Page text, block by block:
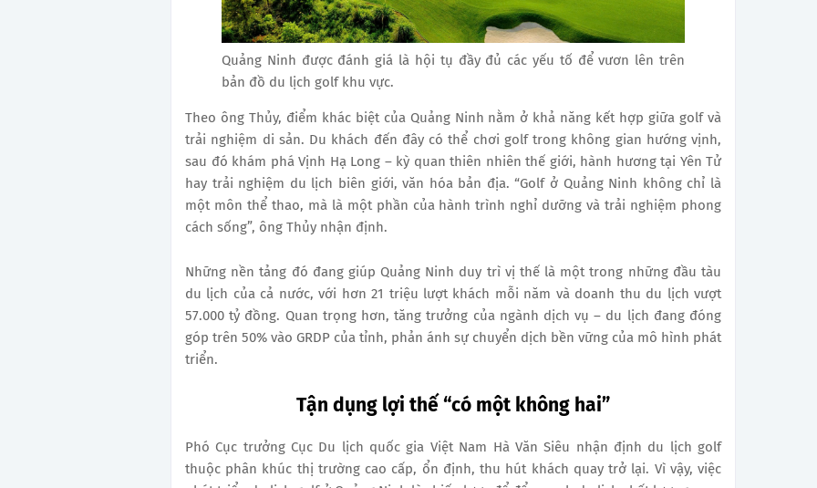
Quảng Ninh được đánh giá là hội tụ đầy đủ các yếu tố để vươn lên trên
bản đồ du lịch golf khu vực.
Theo ông Thủy, điểm khác biệt của Quảng Ninh nằm ở khả năng kết hợp giữa golf và
trải nghiệm di sản. Du khách đến đây có thể chơi golf trong không gian hướng vịnh,
sau đó khám phá Vịnh Hạ Long – kỳ quan thiên nhiên thế giới, hành hương tại Yên Tử
hay trải nghiệm du lịch biên giới, văn hóa bản địa. “Golf ở Quảng Ninh không chỉ là
một môn thể thao, mà là một phần của hành trình nghỉ dưỡng và trải nghiệm phong
cách sống”, ông Thủy nhận định.
Những nền tảng đó đang giúp Quảng Ninh duy trì vị thế là một trong những đầu tàu
du lịch của cả nước, với hơn 21 triệu lượt khách mỗi năm và doanh thu du lịch vượt
57.000 tỷ đồng. Quan trọng hơn, tăng trưởng của ngành dịch vụ – du lịch đang đóng
góp trên 50% vào GRDP của tỉnh, phản ánh sự chuyển dịch bền vững của mô hình phát
triển.
Tận dụng lợi thế “có một không hai”
Phó Cục trưởng Cục Du lịch quốc gia Việt Nam Hà Văn Siêu nhận định du lịch golf
thuộc phân khúc thị trường cao cấp, ổn định, thu hút khách quay trở lại. Vì vậy, việc